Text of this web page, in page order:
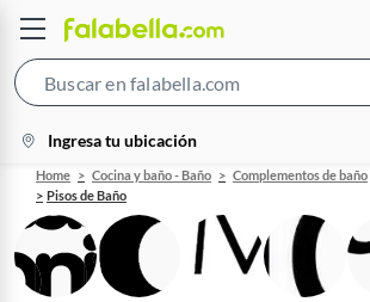
Bar
location-
icon
Ingresa tu ubicación
Home Cocina y baño - Baño Complementos de baño
Pisos de Baño